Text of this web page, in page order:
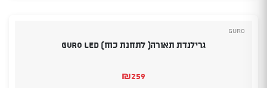
Guro
גרילנדת תאורה( לתחנת כוח) GURO LED
₪259